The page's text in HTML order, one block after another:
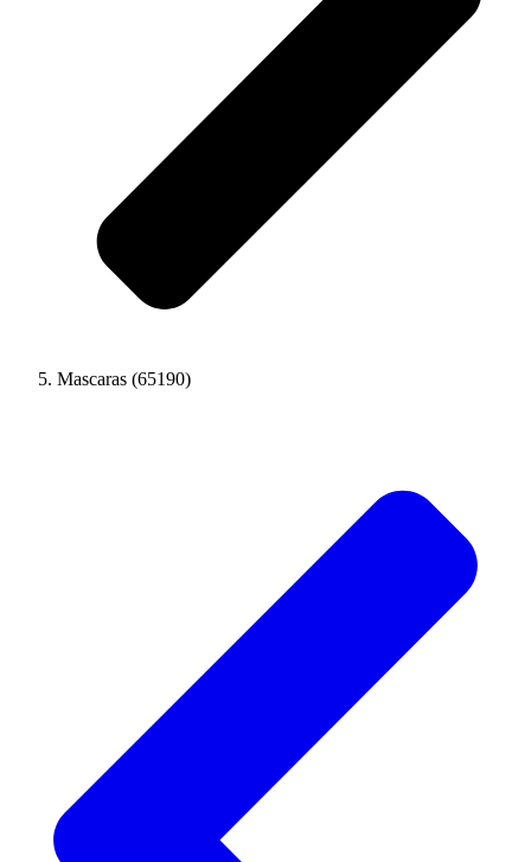
Mascaras (65190)